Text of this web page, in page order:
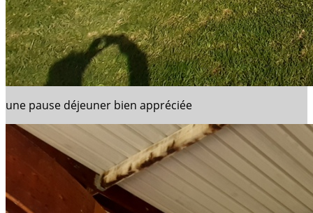
une pause déjeuner bien appréciée